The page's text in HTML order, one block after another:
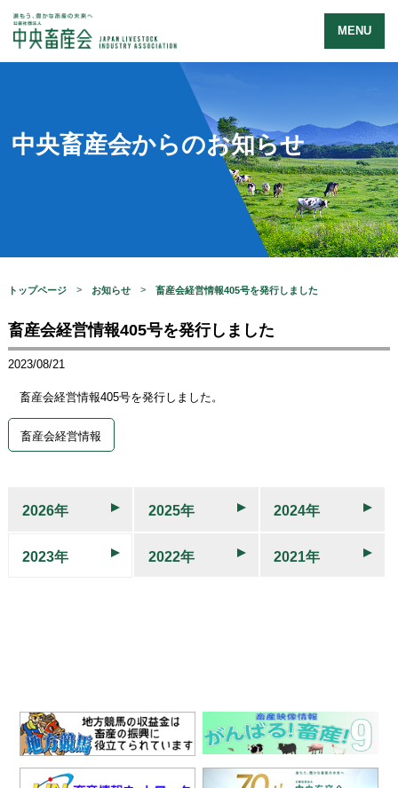
MENU
中央畜産会からのお知らせ
トップページ お知らせ 畜産会経営情報405号を発行しました
畜産会経営情報405号を発行しました
2023/08/21
畜産会経営情報405号を発行しました。
畜産会経営情報
2026年 2025年 2024年
2023年 2022年 2021年